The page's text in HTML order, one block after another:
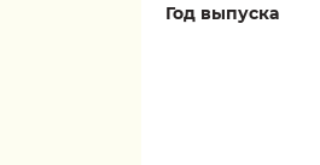
Год выпуска